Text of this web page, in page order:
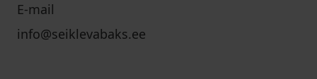
E-mail
info@seiklevabaks.ee